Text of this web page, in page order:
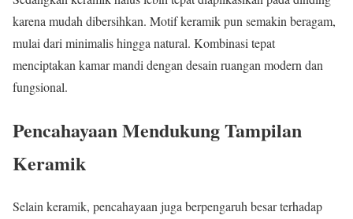
karena mudah dibersihkan. Motif keramik pun semakin beragam,
mulai dari minimalis hingga natural. Kombinasi tepat
menciptakan kamar mandi dengan desain ruangan modern dan
fungsional.
Pencahayaan Mendukung Tampilan
Keramik
Selain keramik, pencahayaan juga berpengaruh besar terhadap